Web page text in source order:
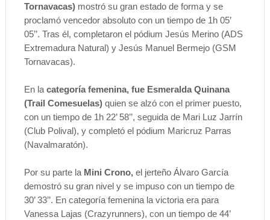
Tornavacas)mostró su gran estado de forma y se
proclamó vencedor absoluto con un tiempo de 1h 05’
05’’. Tras él, completaron el pódium Jesús Merino (ADS
Extremadura Natural) y Jesús Manuel Bermejo (GSM
Tornavacas).
En lacategoría femenina, fue Esmeralda Quinana
(Trail Comesuelas)quien se alzó con el primer puesto,
con un tiempo de 1h 22’ 58’’, seguida de Mari Luz Jarrín
(Club Polival), y completó el pódium Maricruz Parras
(Navalmaratón).
Por su parte la Mini Crono,el jerteño Álvaro García
demostró su gran nivel y se impuso con un tiempo de
30’ 33’’. En categoría femenina la victoria era para
Vanessa Lajas (Crazyrunners), con un tiempo de 44’